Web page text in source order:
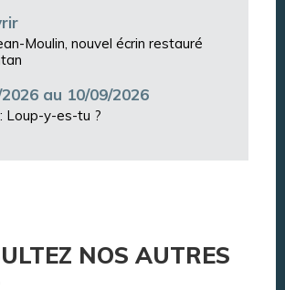
Moulin, nouvel écrin restauré
au 10/09/2026
Loup-y-es-tu ?
NOS AUTRES